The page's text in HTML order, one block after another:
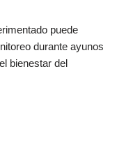
puede
durante ayunos
bienestar del